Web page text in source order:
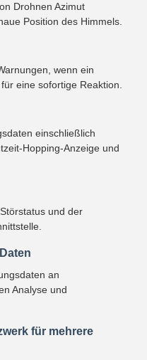
Drohnen Azimut
Position des Himmels.
wenn ein
eine sofortige Reaktion.
einschließlich
Hopping-Anzeige und
und der
an
Analyse und
für mehrere